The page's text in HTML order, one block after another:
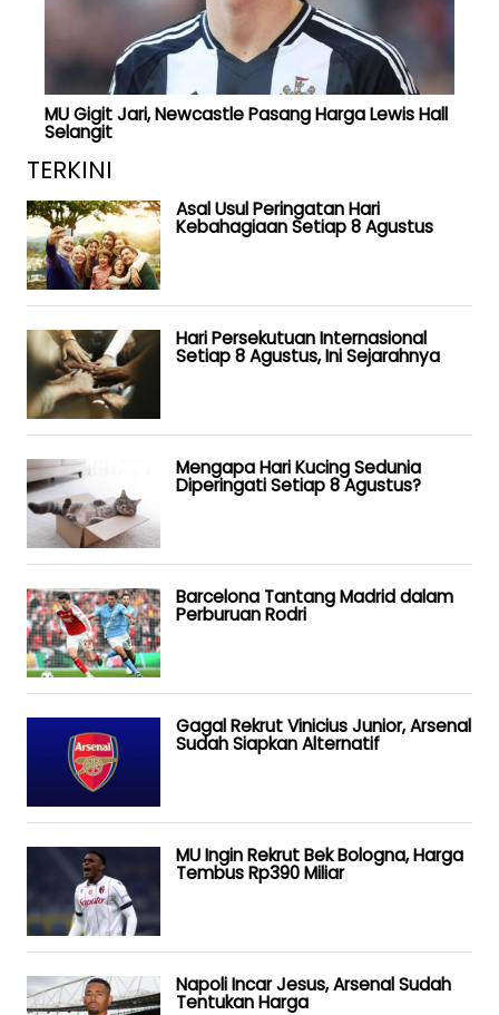
MU Gigit Jari, Newcastle Pasang Harga Lewis Hall
Selangit
TERKINI
Asal Usul Peringatan Hari
Kebahagiaan Setiap 8 Agustus
Hari Persekutuan Internasional
Setiap 8 Agustus, Ini Sejarahnya
Mengapa Hari Kucing Sedunia
Diperingati Setiap 8 Agustus?
Barcelona Tantang Madrid dalam
Perburuan Rodri
Gagal Rekrut Vinicius Junior, Arsenal
Sudah Siapkan Alternatif
MU Ingin Rekrut Bek Bologna, Harga
Tembus Rp390 Miliar
Napoli Incar Jesus, Arsenal Sudah
Tentukan Harga